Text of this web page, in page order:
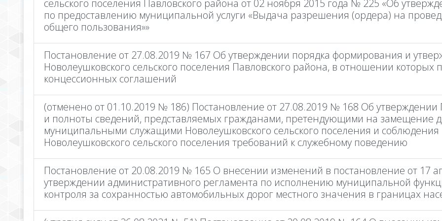
сельского поселения Павловского района от 02 ноября 2015 года № 225 «Об
по предоставлению муниципальной услуги «Выдача разрешения (ордера) на
общего пользования»»
Постановление от 27.08.2019 № 167 Об утверждении порядка формирования и
Новолеушковского сельского поселения Павловского района, в отношении которых
концессионных соглашений
(отменено от 01.10.2019 № 186) Постановление от 27.08.2019 № 168 Об
и полноты сведений, представляемых гражданами, претендующими на замещение
муниципальными служащими Новолеушковского сельского поселения и
Новолеушковского сельского поселения требований к служебному поведению
Постановление от 20.08.2019 № 165 О внесении изменений в постановление от 17
утверждении административного регламента по исполнению муниципальной
контроля за сохранностью автомобильных дорог местного значения в границах